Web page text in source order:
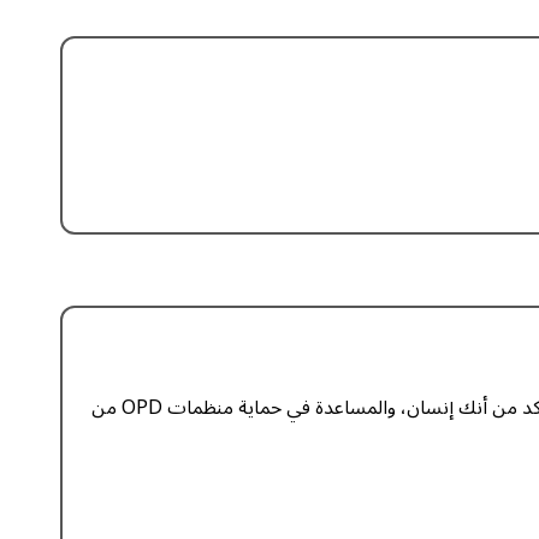
للوصول إلى معلومات الاتصال الخاصة بمنظمات OPD القائمة، يلزمك إنشاء حساب أولًا. يتيح لنا ذلك التحقق من بياناتك، والتأكد من أنك إنسان، والمساعدة في حماية منظمات OPD من